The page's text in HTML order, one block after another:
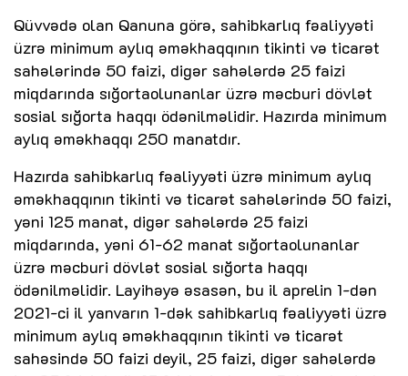
Qüvvədə olan Qanuna görə, sahibkarlıq fəaliyyəti
üzrə minimum aylıq əməkhaqqının tikinti və ticarət
sahələrində 50 faizi, digər sahələrdə 25 faizi
miqdarında sığortaolunanlar üzrə məcburi dövlət
sosial sığorta haqqı ödənilməlidir. Hazırda minimum
aylıq əməkhaqqı 250 manatdır.
Hazırda sahibkarlıq fəaliyyəti üzrə minimum aylıq
əməkhaqqının tikinti və ticarət sahələrində 50 faizi,
yəni 125 manat, digər sahələrdə 25 faizi
miqdarında, yəni 61-62 manat sığortaolunanlar
üzrə məcburi dövlət sosial sığorta haqqı
ödənilməlidir. Layihəyə əsasən, bu il aprelin 1-dən
2021-ci il yanvarın 1-dək sahibkarlıq fəaliyyəti üzrə
minimum aylıq əməkhaqqının tikinti və ticarət
sahəsində 50 faizi deyil, 25 faizi, digər sahələrdə